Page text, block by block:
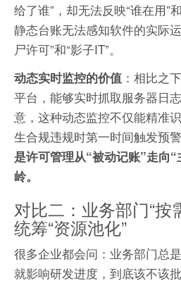
给了谁”，却无法反映“谁在用”
静态台账无法感知软件的实际
尸许可”和“影子IT”。
动态实时监控的价值 ：相比之
平台，能够实时抓取服务器日
意，这种动态监控不仅能精准
生合规违规时第一时间触发预警
是许可管理从“被动记账”走向
岭。
对比二：业务部门“按
统筹“资源池化”
很多企业都会问：业务部门总
就影响研发进度，到底该不该